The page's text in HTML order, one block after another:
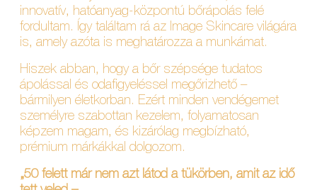
innovatív, hatóanyag-központú bőrápolás felé
fordultam. Így találtam rá az Image Skincare világára
is, amely azóta is meghatározza a munkámat.
Hiszek abban, hogy a bőr szépsége tudatos
ápolással és odafigyeléssel megőrizhető –
bármilyen életkorban. Ezért minden vendégemet
személyre szabottan kezelem, folyamatosan
képzem magam, és kizárólag megbízható,
prémium márkákkal dolgozom.
„50 felett már nem azt látod a tükörben, amit az idő